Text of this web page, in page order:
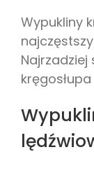
Wypukliny